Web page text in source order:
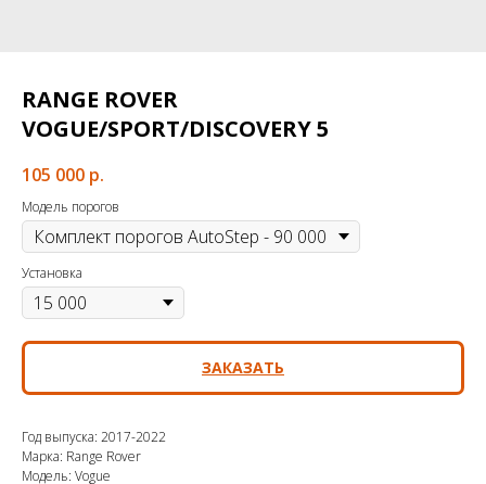
RANGE ROVER
VOGUE/SPORT/DISCOVERY 5
105 000 р.
Модель порогов
Установка
ЗАКАЗАТЬ
Год выпуска: 2017-2022
Марка: Range Rover
Модель: Vogue